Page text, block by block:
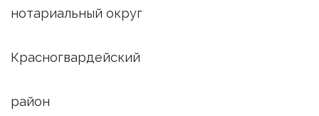
нотариальный округ
Красногвардейский
район